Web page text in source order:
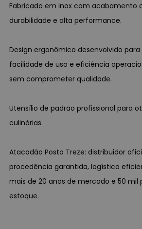
Fabricado em inox com acabamento
durabilidade e alta performance.
Design ergonômico desenvolvido
facilidade de uso e eficiência
sem comprometer qualidade.
Utensílio de padrão profissional para
culinárias.
Atacadão Posto Treze: distribuidor
procedência garantida, logística
mais de 20 anos de mercado e 50 mil
estoque.